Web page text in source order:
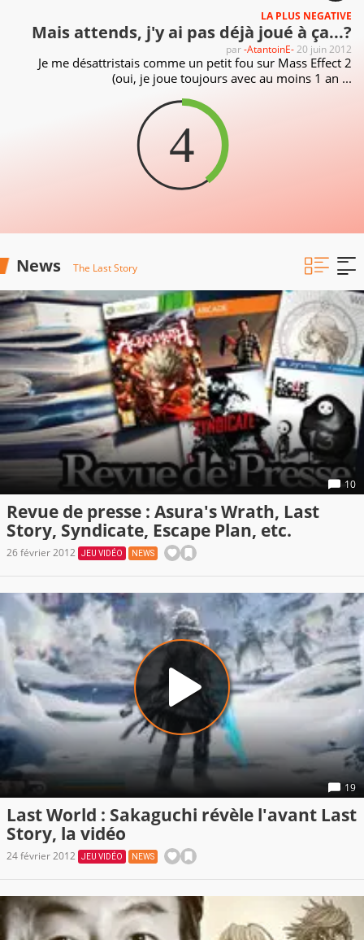
LA PLUS NEGATIVE
Mais attends, j'y ai pas déjà joué à ça...?
par-AtantoinE-20 juin 2012
Je me désattristais comme un petit fou sur Mass Effect 2
(oui, je joue toujours avec au moins 1 an ...
4
News The Last Story
10
Revue de presse : Asura's Wrath, Last
Story, Syndicate, Escape Plan, etc.
26 février 2012 JEU VIDÉO NEWS
19
Last World : Sakaguchi révèle l'avant Last
Story, la vidéo
24 février 2012 JEU VIDÉO NEWS